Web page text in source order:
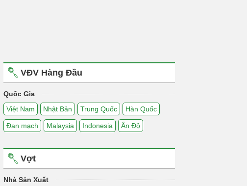
VĐV Hàng Đầu
Quốc Gia
Việt Nam
Nhật Bản Trung Quốc Hàn Quốc
Đan mạch Malaysia Indonesia Ấn Độ
Vợt
Nhà Sản Xuất